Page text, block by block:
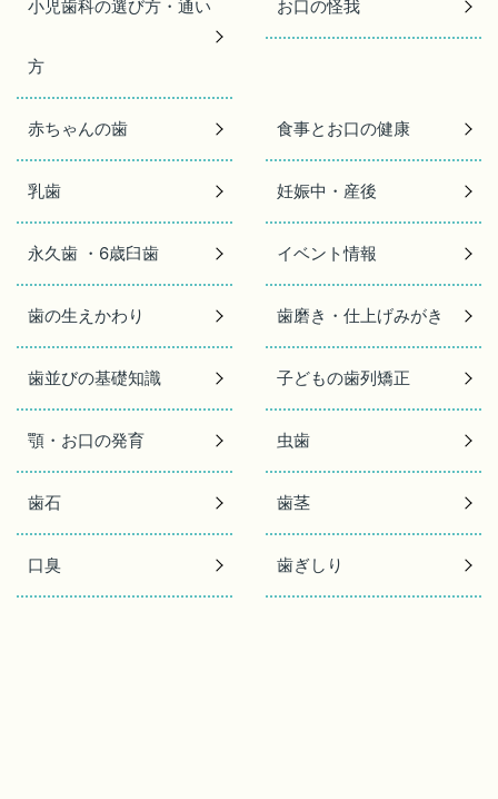
小児歯科の選び方・通い
方
お口の怪我
赤ちゃんの歯 食事とお口の健康
乳歯 妊娠中・産後
永久歯 ・6歳臼歯 イベント情報
歯の生えかわり 歯磨き・仕上げみがき
歯並びの基礎知識 子どもの歯列矯正
顎・お口の発育 虫歯
歯石 歯茎
口臭 歯ぎしり